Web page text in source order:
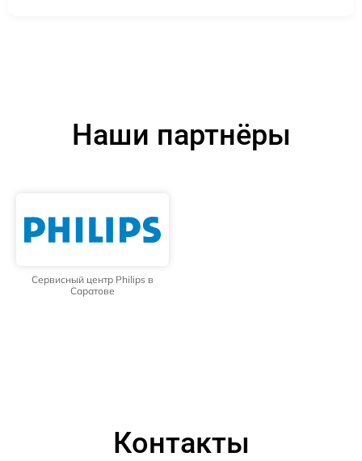
Наши партнёры
Сервисный центр Philips в
Саратове
Контакты